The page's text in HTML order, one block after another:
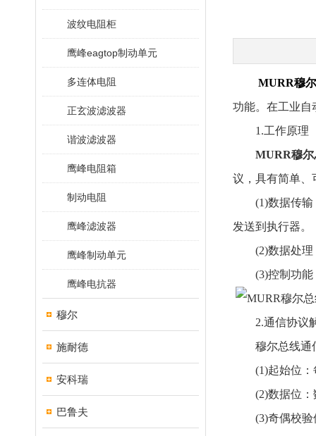
波纹电阻柜
鹰峰eagtop制动单元
多连体电阻
正玄波滤波器
谐波滤波器
鹰峰电阻箱
制动电阻
鹰峰滤波器
鹰峰制动单元
鹰峰电抗器
穆尔
施耐德
安科瑞
巴鲁夫
MURR穆
功能。在工业自
1.工作原理
MURR穆尔
议，具有简单、
(1)数据传输：
发送到执行器。
(2)数据处理：
(3)控制功能：
2.通信协议
穆尔总线通信
(1)起始位：每
(2)数据位：数
(3)奇偶校验位